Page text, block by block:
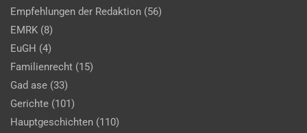
Empfehlungen der Redaktion (56)
EMRK (8)
EuGH (4)
Familienrecht (15)
Gad ase (33)
Gerichte (101)
Hauptgeschichten (110)